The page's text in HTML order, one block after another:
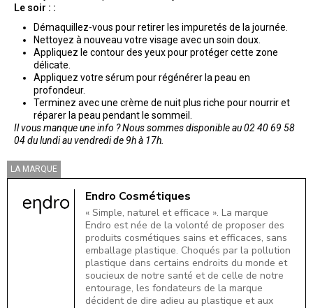
Le soir : :
Démaquillez-vous pour retirer les impuretés de la journée.
Nettoyez à nouveau votre visage avec un soin doux.
Appliquez le contour des yeux pour protéger cette zone
délicate.
Appliquez votre sérum pour régénérer la peau en
profondeur.
Terminez avec une crème de nuit plus riche pour nourrir et
réparer la peau pendant le sommeil.
Il vous manque une info ? Nous sommes disponible au 02 40 69 58
04 du lundi au vendredi de 9h à 17h.
LA MARQUE
Endro Cosmétiques
« Simple, naturel et efficace ». La marque
Endro est née de la volonté de proposer des
produits cosmétiques sains et efficaces, sans
emballage plastique. Choqués par la pollution
plastique dans certains endroits du monde et
soucieux de notre santé et de celle de notre
entourage, les fondateurs de la marque
décident de dire adieu au plastique et aux